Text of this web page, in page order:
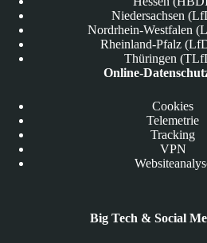
Niedersachsen
Nordrhein-Westfalen
Rheinland-Pfalz
Thüringen
Online-
Cookies
Telemetrie
Tracking
VPN
Big Tech & Social